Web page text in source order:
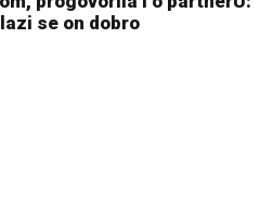
se on dobro